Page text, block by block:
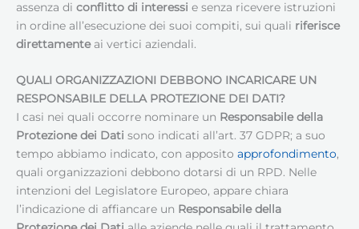
assenza di conflitto di interessi e senza ricevere istruzioni
in ordine all’esecuzione dei suoi compiti, sui quali riferisce
direttamenteai vertici aziendali.
QUALI ORGANIZZAZIONI DEBBONO INCARICARE UN
RESPONSABILE DELLA PROTEZIONE DEI DATI?
I casi nei quali occorre nominare un Responsabile della
Protezione dei Dati sono indicati all’art. 37 GDPR; a suo
tempo abbiamo indicato, con apposito approfondimento,
quali organizzazioni debbono dotarsi di un RPD. Nelle
intenzioni del Legislatore Europeo, appare chiara
l’indicazione di affiancare un Responsabile della